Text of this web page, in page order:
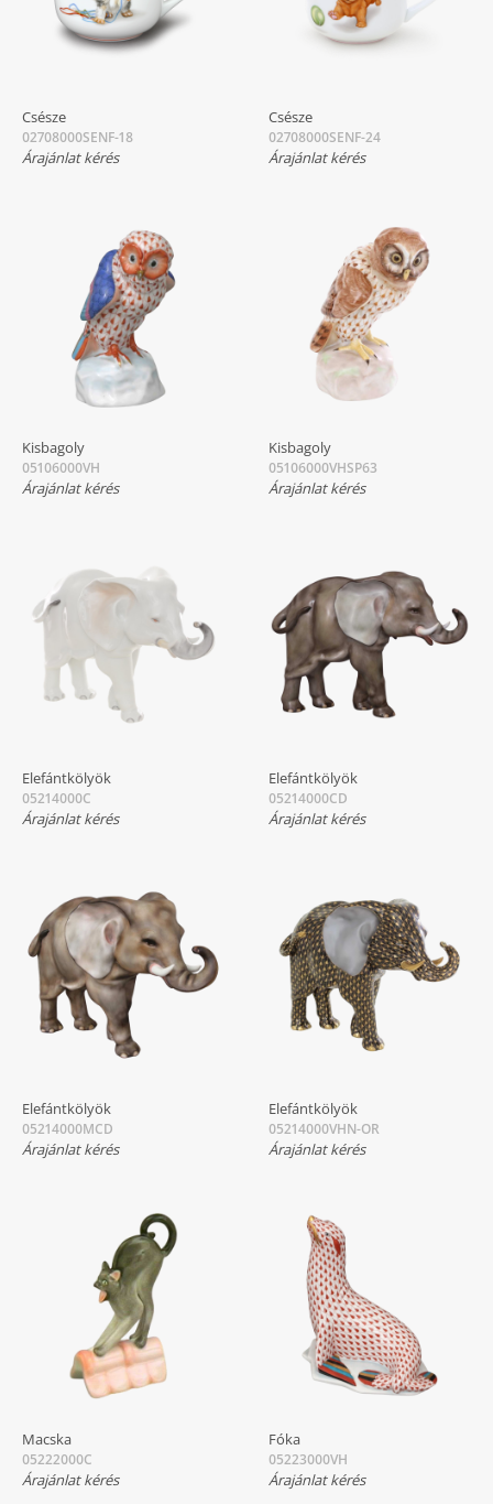
Csésze
02708000SENF-18
Árajánlat kérés
Csésze
02708000SENF-24
Árajánlat kérés
Kisbagoly
05106000VH
Árajánlat kérés
Kisbagoly
05106000VHSP63
Árajánlat kérés
Elefántkölyök
05214000C
Árajánlat kérés
Elefántkölyök
05214000CD
Árajánlat kérés
Elefántkölyök
05214000MCD
Árajánlat kérés
Elefántkölyök
05214000VHN-OR
Árajánlat kérés
Macska
05222000C
Árajánlat kérés
Fóka
05223000VH
Árajánlat kérés